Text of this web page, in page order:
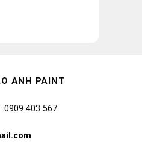
ANH PAINT
0909 403 567